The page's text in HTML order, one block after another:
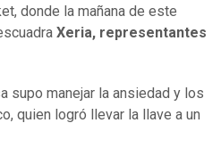
donde la mañana de este
Xeria, representantes
supo manejar la ansiedad y los
quien logró llevar la llave a un